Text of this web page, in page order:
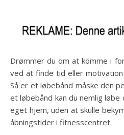
Drømmer du om at komme i form og løbe, men har svært
ved at finde tid eller
Så er et løbebånd måske den
et løbebånd kan du nemlig
eget hjem, uden at skulle
åbningstider i fitnesscentret.